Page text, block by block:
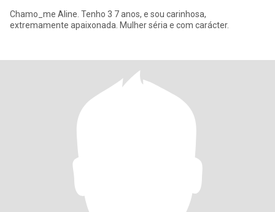
Chamo_me Aline. Tenho 3 7 anos, e sou carinhosa,
extremamente apaixonada. Mulher séria e com carácter.